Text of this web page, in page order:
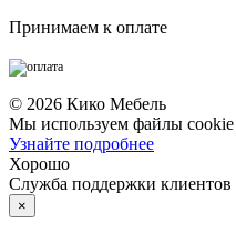
Принимаем к оплате
© 2026 Кико Мебель
Мы используем файлы cookie
Узнайте подробнее
Хорошо
Служба поддержки клиентов
×